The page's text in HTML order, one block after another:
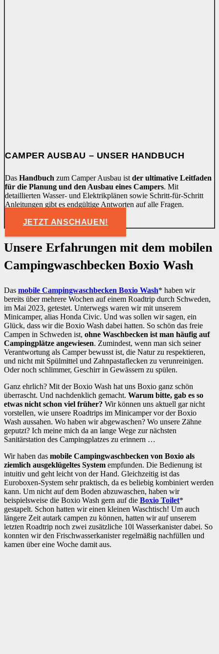
CAMPER AUSBAU – UNSER HANDBUCH
Das Handbuch zum Camper Ausbau ist der ultimative Leitfaden
für die Planung und den Ausbau eines Campers. Mit
detaillierten Wasser- und Elektrikplänen sowie Schritt-für-Schritt
Anleitungen gibt es endgültige Antworten auf alle Fragen.
JETZT ANSCHAUEN!
Unsere Erfahrungen mit dem mobilen
Campingwaschbecken Boxio Wash
Das mobile Campingwaschbecken Boxio Wash* haben wir
bereits über mehrere Wochen auf einem Roadtrip durch Schweden,
im Mai 2023, getestet. Unterwegs waren wir mit unserem
Minicamper, alias Honda Civic. Und was sollen wir sagen, ein
Glück, dass wir die Boxio Wash dabei hatten. So schön das freie
Campen in Schweden ist, ohne Waschbecken ist man häufig auf
Campingplätze angewiesen. Zumindest, wenn man sich seiner
Verantwortung als Camper bewusst ist, die Natur zu respektieren,
und nicht mit Spülmittel und Zahnpastaflecken zu verunreinigen.
Oder noch schlimmer, Geschirr in Gewässern zu spülen.
Ganz ehrlich? Mit der Boxio Wash hat uns Boxio ganz schön
überrascht. Und nachdenklich gemacht. Warum bitte, gab es so
etwas nicht schon viel früher? Wir können uns aktuell gar nicht
vorstellen, wie unsere Roadtrips im Minicamper vor der Boxio
Wash aussahen. Wo haben wir abgewaschen? Wo unsere Zähne
geputzt? Ich meine mich da an lange Wege zur nächsten
Sanitärstation des Campingplatzes zu erinnern …
Wir haben das mobile Campingwaschbecken von Boxio als
ziemlich ausgeklügeltes System empfunden. Die Bedienung ist
intuitiv und geht leicht von der Hand. Gleichzeitig ist das
Euroboxen-System sehr praktisch, da es beliebig kombiniert werden
kann. Um nicht auf dem Boden abzuwaschen, haben wir
beispielsweise die Boxio Wash gern auf die Boxio Toilet*
gestapelt. Schon hatten wir einen kleinen Waschtisch! Um auch
längere Zeit autark campen zu können, hatten wir auf unserem
letzten Roadtrip noch zwei zusätzliche 10l Wasserkanister dabei. So
konnten wir den Frischwasserkanister regelmäßig nachfüllen und
kamen über eine Woche damit aus.